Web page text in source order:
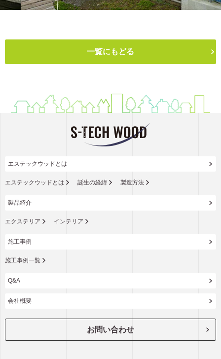
一覧にもどる
エステックウッドとは
エステックウッドとは 誕生の経緯 製造方法
製品紹介
エクステリア インテリア
施工事例
施工事例一覧
Q&A
会社概要
お問い合わせ